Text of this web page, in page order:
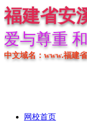
福建省安
爱与尊重
中文域名：www.福建
网校首页